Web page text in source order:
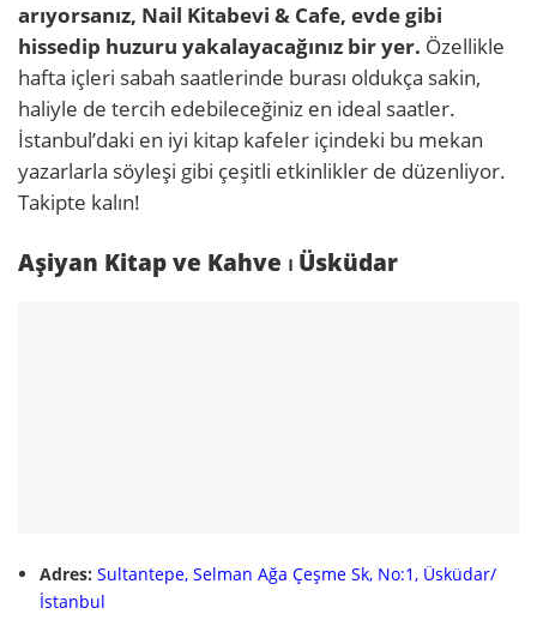
arıyorsanız, Nail Kitabevi & Cafe, evde gibi
hissedip huzuru yakalayacağınız bir yer. Özellikle
hafta içleri sabah saatlerinde burası oldukça sakin,
haliyle de tercih edebileceğiniz en ideal saatler.
İstanbul’daki en iyi kitap kafeler içindeki bu mekan
yazarlarla söyleşi gibi çeşitli etkinlikler de düzenliyor.
Takipte kalın!
Aşiyan Kitap ve Kahve ⏐ Üsküdar
Adres:Sultantepe, Selman Ağa Çeşme Sk, No:1, Üsküdar/
İstanbul